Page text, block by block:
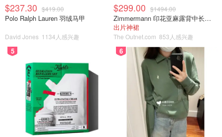
$237.30 $419.00
Polo Ralph Lauren 羽绒马甲
David Jones 1134人感兴趣
$299.00 $1494.00
Zimmermann 印花亚麻露背中长连衣裙
出片神裙
The Outnet.com 853人感兴趣
5 6